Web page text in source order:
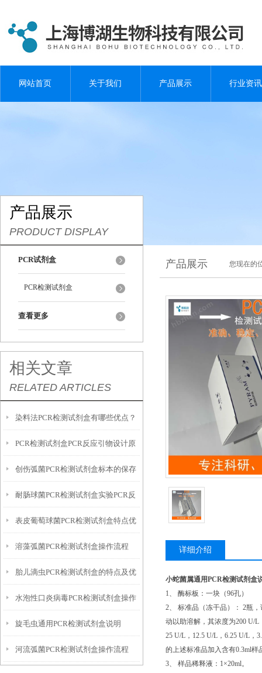
网站首页 关于我们 产品展示 行业资讯
产品展示
PRODUCT DISPLAY
PCR试剂盒
PCR检测试剂盒
查看更多
相关文章
RELATED ARTICLES
染料法PCR检测试剂盒有哪些优点？
PCR检测试剂盒​PCR反应引物设计原
则
创伤弧菌PCR检测试剂盒标本的保存
建议
耐肠球菌PCR检测试剂盒实验PCR反
应特点优势
表皮葡萄球菌PCR检测试剂盒​特点优
势
溶藻弧菌PCR检测试剂盒操作流程
胎儿滴虫PCR检测试剂盒的特点及优
势
水泡性口炎病毒PCR检测试剂盒操作
流程
旋毛虫通用PCR检测试剂盒说明
河流弧菌PCR检测试剂盒操作流程
产品展示 您现在的
详细介绍
小蛇菌属通用PCR检测试剂盒
1、 酶标板：一块（96孔）
2、 标准品（冻干品）： 2瓶
动以助溶解，其浓度为200 U/
25 U/L，12.5 U/L，6.25 U/L，
的上述标准品加入含有0.3ml样
3、 样品稀释液：1×20ml。